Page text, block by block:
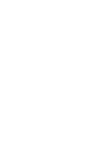
VIETNAM 2024
VIETNAM 2023